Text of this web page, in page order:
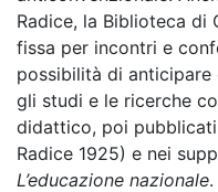
Radice, la Biblioteca di
fissa per incontri e
possibilità di
gli studi e le ricerche
didattico, poi
Radice 1925) e nei
L’educazione nazionale